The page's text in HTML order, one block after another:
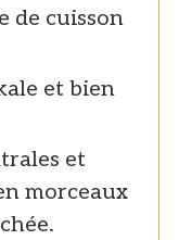
de cuisson
et bien
et
morceaux